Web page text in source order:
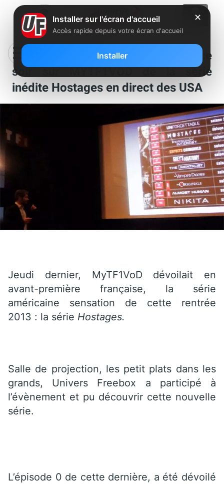
Vidéo Club Freebox : lancement ce
soir sur MYTF1VOD de la série
inédite Hostages en direct des USA
Jeudi dernier, MyTF1VoD dévoilait en
avant-première française, la série
américaine sensation de cette rentrée
2013 : la série Hostages.
Salle de projection, les petit plats dans les
grands, Univers Freebox a participé à
l’évènement et pu découvrir cette nouvelle
série.
L’épisode 0 de cette dernière, a été dévoilé
✕
Installer sur l'écran d'accueil
Accès rapide depuis votre écran d'accueil
Installer